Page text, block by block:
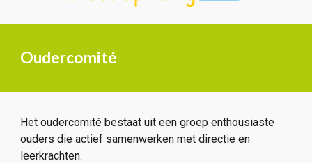
Oudercomité
Het oudercomité bestaat uit een groep enthousiaste
ouders die actief samenwerken met directie en
leerkrachten.